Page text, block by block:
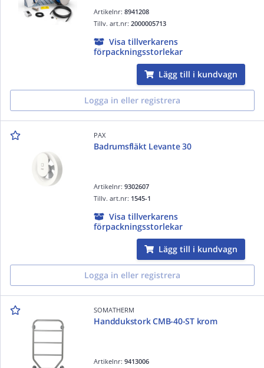
Artikelnr:8941208
Tillv. art.nr:2000005713
Visa tillverkarens
förpackningsstorlekar
Lägg till i kundvagn
Logga in eller registrera
PAX
Badrumsfläkt Levante 30
Artikelnr:9302607
Tillv. art.nr: 1545-1
Visa tillverkarens
förpackningsstorlekar
Lägg till i kundvagn
Logga in eller registrera
SOMATHERM
Handdukstork CMB-40-ST krom
Artikelnr:9413006